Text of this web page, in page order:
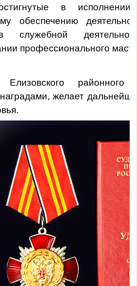
в
обеспечению
в служебной
профессионального
Елизовского
наградами, желает